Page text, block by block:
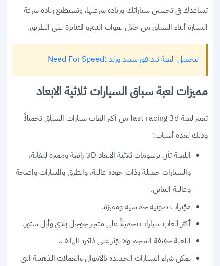
تساعدك في تحسين سياراتك وزيادة سرعتها، وتستطيع زيادة سرعة
السيارة أثناء السباق من خلال عبوات النيترو المتناثرة على الطريق.
لتحميل لعبة نيد فور سبيد ورلد :Need For Speed
مميزات لعبة سباق السيارات ثلاثية الابعاد
تعتبر لعبة fast racing 3d من أكثر العاب سيارات السباق تحميلاً
وذلك لعدة أسباب:
اللعبة تأتى برسومات ثلاثية الابعاد 3D رائعة ومميزة للغاية،
والسيارات جميلة وذات جودة عالية، والطرق والمسارات واضحة
وعالية التباين.
مؤثرات صوتية حماسية ومميزة.
أكثر العاب سيارات تحميلاً على متجر جوجل بلاي وأبل ستور.
اللعبة خفيفة الحجم ولا تؤثر على ذاكرة الهاتف.
يمكن شراء السيارات الجديدة بالأموال والعملات الذهبية التي